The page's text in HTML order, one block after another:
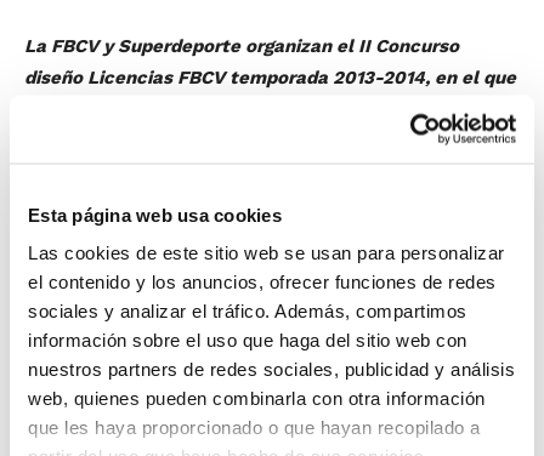
Esta página web usa cookies
Las cookies de este sitio web se usan para personalizar
el contenido y los anuncios, ofrecer funciones de redes
sociales y analizar el tráfico. Además, compartimos
información sobre el uso que haga del sitio web con
nuestros partners de redes sociales, publicidad y análisis
web, quienes pueden combinarla con otra información
que les haya proporcionado o que hayan recopilado a
La FBCV y Superdeporte organizan el II Concurso
diseño Licencias FBCV temporada 2013-2014, en el que
podrán participar todos los aficionados al baloncesto.
El objetivo de este concurso es premiar el mejor
las licencias de la temporada 2013-2014 de la
así como premiar al concursante cuyo trabajo haya
sido el más votado en la web de Superdeporte.
Si este año te ha gustado el diseño de las licencias
FBCV, ¿te atreves a intentar que la próxima
temporada las licencias lleven tu sello?. Anímate y